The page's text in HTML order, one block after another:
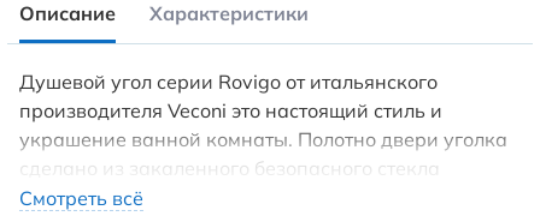
Описание Характеристики
Душевой угол серии Rovigo от итальянского
производителя Veconi это настоящий стиль и
украшение ванной комнаты. Полотно двери уголка
сделано из закаленного безопасного стекла
толщиной 6 мм, а профиль состоит из
Смотреть всё